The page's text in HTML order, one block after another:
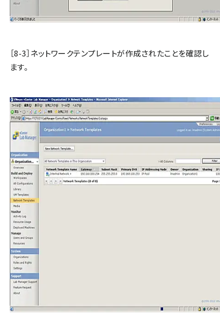
［8-3］ネットワークテンプレートが作成されたことを確認し
ます。